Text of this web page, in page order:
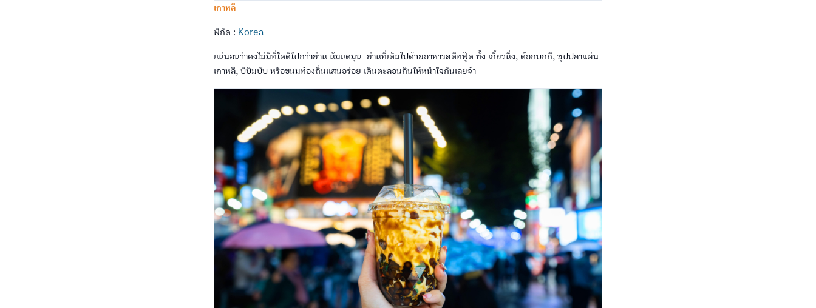
เกาหลี
พิกัด : Korea
แน่นอนว่าคงไม่มีที่ใดดีไปกว่าย่าน นัมแดมุน ย่านที่เต็มไปด้วยอาหารสตีทฟู้ด ทั้ง เกี๊ยวนึ่ง, ต๊อกบกกี, ซุปปลาแผ่น
เกาหลี, บิบิมบับ หรือขนมท้องถิ่นแสนอร่อย เดินตะลอนกินให้หนำใจกันเลยจ้า